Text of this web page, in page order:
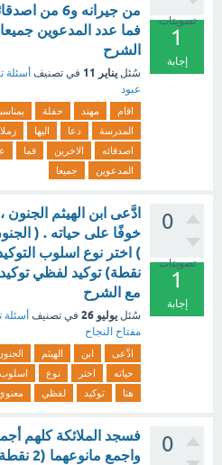
تصويتات
1
إجابة
من جيرانه و6
فما عدد المدعوين
الشرح
سُئل يناير 11 في تصنيف أسئلة
عبود
اقام مهند حفلة
المدرسة
دعا اليها
اصدقائه
الاخرين فما
المدعوين
جميعا
0
تصويتات
1
إجابة
ادَّعى ابن الهيثم الجنون
خوفًا على حياته . (
نقطة) توكيد لفظي
مع الشرح
سُئل يوليو 26 في تصنيف أسئلة
مفتاح النجاح
ادَّعى ابن الهيثم
حياته
اختر نوع اسلوب
هنا
توكيد لفظي
0
فسجد الملائكة كلهم
واجمع